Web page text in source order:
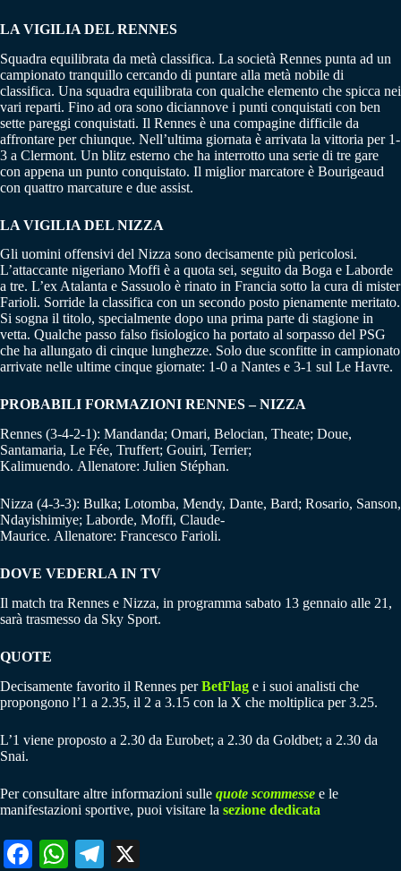
LA VIGILIA DEL RENNES
Squadra equilibrata da metà classifica. La società Rennes punta ad un
campionato tranquillo cercando di puntare alla metà nobile di
classifica. Una squadra equilibrata con qualche elemento che spicca nei
vari reparti. Fino ad ora sono diciannove i punti conquistati con ben
sette pareggi conquistati. Il Rennes è una compagine difficile da
affrontare per chiunque. Nell’ultima giornata è arrivata la vittoria per 1-
3 a Clermont. Un blitz esterno che ha interrotto una serie di tre gare
con appena un punto conquistato. Il miglior marcatore è Bourigeaud
con quattro marcature e due assist.
LA VIGILIA DEL NIZZA
Gli uomini offensivi del Nizza sono decisamente più pericolosi.
L’attaccante nigeriano Moffi è a quota sei, seguito da Boga e Laborde
a tre. L’ex Atalanta e Sassuolo è rinato in Francia sotto la cura di mister
Farioli. Sorride la classifica con un secondo posto pienamente meritato.
Si sogna il titolo, specialmente dopo una prima parte di stagione in
vetta. Qualche passo falso fisiologico ha portato al sorpasso del PSG
che ha allungato di cinque lunghezze. Solo due sconfitte in campionato
arrivate nelle ultime cinque giornate: 1-0 a Nantes e 3-1 sul Le Havre.
PROBABILI FORMAZIONI RENNES – NIZZA
Rennes (3-4-2-1): Mandanda; Omari, Belocian, Theate; Doue,
Santamaria, Le Fée, Truffert; Gouiri, Terrier;
Kalimuendo. Allenatore: Julien Stéphan.
Nizza (4-3-3): Bulka; Lotomba, Mendy, Dante, Bard; Rosario, Sanson,
Ndayishimiye; Laborde, Moffi, Claude-
Maurice. Allenatore: Francesco Farioli.
DOVE VEDERLA IN TV
Il match tra Rennes e Nizza, in programma sabato 13 gennaio alle 21,
sarà trasmesso da Sky Sport.
QUOTE
Decisamente favorito il Rennes perBetFlag e i suoi analisti che
propongono l’1 a 2.35, il 2 a 3.15 con la X che moltiplica per 3.25.
L’1 viene proposto a 2.30 da Eurobet; a 2.30 da Goldbet; a 2.30 da
Snai.
Per consultare altre informazioni sulle quote scommesse e le
manifestazioni sportive, puoi visitare la sezione dedicata
Fa W
Te